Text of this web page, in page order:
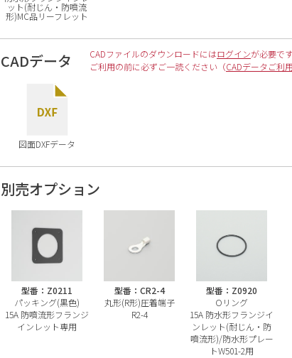
ット(耐じん・防噴流
形)MC品リーフレット
CADデータ CADファイルのダウンロードにはログインが必要で
ご利用の前に必ずご一読ください（CADデータご利
図面DXFデータ
別売オプション
型番：Z0211
パッキング(黒色)
15A 防噴流形フランジ
インレット専用
型番：CR2-4
丸形(R形)圧着端子
R2-4
型番：Z0920
Oリング
15A 防水形フランジイ
ンレット(耐じん・防
噴流形)/防水形プレー
トW501-2用